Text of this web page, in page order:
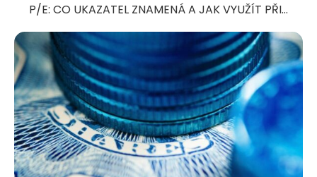
P/E: CO UKAZATEL ZNAMENÁ A JAK VYUŽÍT PŘI...